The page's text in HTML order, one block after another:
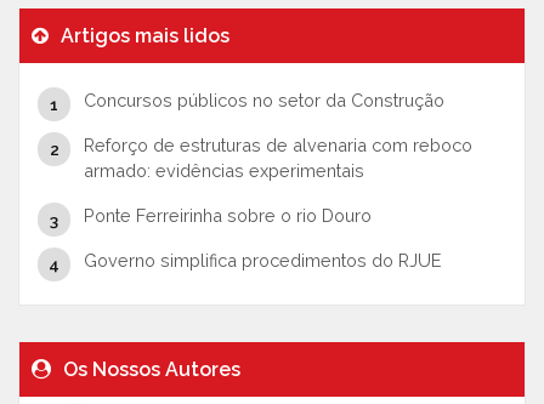
Artigos mais lidos
Concursos públicos no setor da Construção
Reforço de estruturas de alvenaria com reboco
armado: evidências experimentais
Ponte Ferreirinha sobre o rio Douro
Governo simplifica procedimentos do RJUE
Os Nossos Autores